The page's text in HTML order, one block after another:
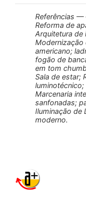
Referências —
Reforma de
Arquitetura de
Modernização
americano;
fogão de
em tom
Sala de estar;
Marcenaria
sanfonadas;
Iluminação de
moderno.